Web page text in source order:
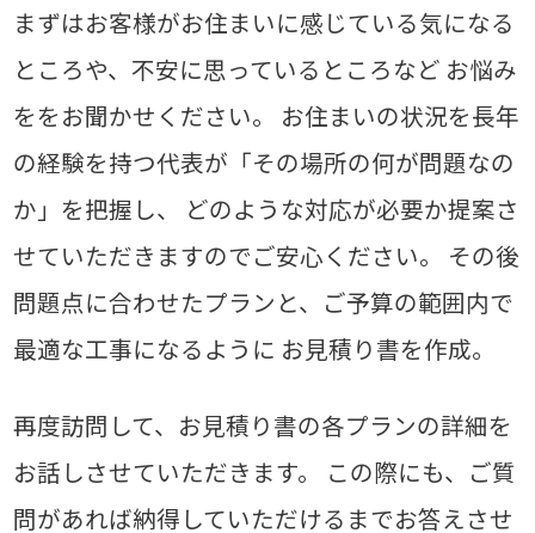
まずはお客様がお住まいに感じている気になる
ところや、不安に思っているところなど お悩み
ををお聞かせください。
お住まいの状況を長年
の経験を持つ代表が「その場所の何が問題なの
か」を把握し、
どのような対応が必要か提案さ
せていただきますのでご安心ください。
その後
問題点に合わせたプランと、ご予算の範囲内で
最適な工事になるように お見積り書を作成。
再度訪問して、お見積り書の各プランの詳細を
お話しさせていただきます。
この際にも、ご質
問があれば納得していただけるまでお答えさせ